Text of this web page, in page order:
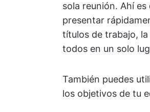
sola reunión. Ahí
presentar
títulos de trabajo,
todos en un solo
También puedes
los objetivos de tu